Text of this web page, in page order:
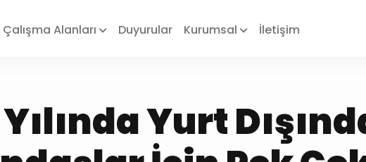
Çalışma Alanları Duyurular Kurumsal İletişim
Yurt